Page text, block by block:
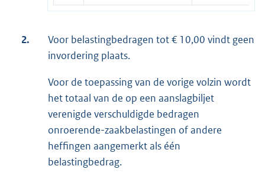
2.
Voor belastingbedragen tot € 10,00 vindt geen
invordering plaats.
Voor de toepassing van de vorige volzin wordt
het totaal van de op een aanslagbiljet
verenigde verschuldigde bedragen
onroerende-zaakbelastingen of andere
heffingen aangemerkt als één
belastingbedrag.